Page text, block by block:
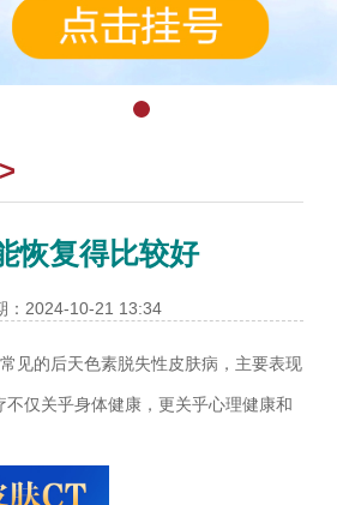
>
恢复得比较好
：2024-10-21 13:34
见的后天色素脱失性皮肤病，主要表现
仅关乎身体健康，更关乎心理健康和